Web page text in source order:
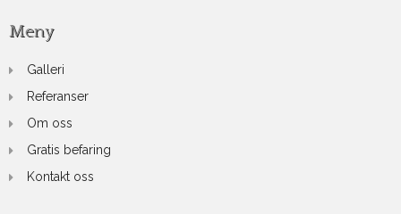
Meny
Galleri
Referanser
Om oss
Gratis befaring
Kontakt oss